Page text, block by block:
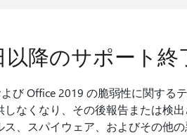
以降のサポート
び Office 2019 の脆弱性に関する
しなくなり、その後報告または検
、スパイウェア、およびその他